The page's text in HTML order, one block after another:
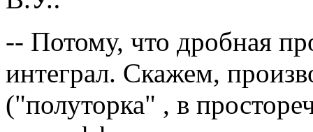
-- Потому, что дробная
интеграл. Скажем,
("полуторка" , в